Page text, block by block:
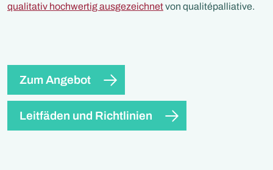
qualitativ hochwertig ausgezeichnetvon qualitépalliative.
Zum Angebot
Leitfäden und Richtlinien